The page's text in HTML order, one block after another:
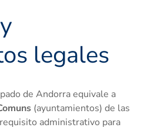
legales
de Andorra equivale a
(ayuntamientos) de las
administrativo para